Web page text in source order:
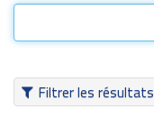
Filtrer les résultats